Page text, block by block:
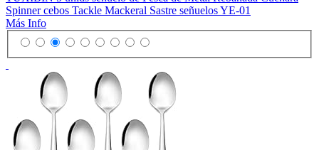
Spinner cebos Tackle Mackeral Sastre señuelos YE-01
Más Info